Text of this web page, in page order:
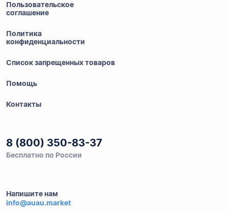
Пользовательское
соглашение
Политика
конфиденциальности
Список запрещенных товаров
Помощь
Контакты
8 (800) 350-83-37
Бесплатно по России
Напишите нам
info@auau.market